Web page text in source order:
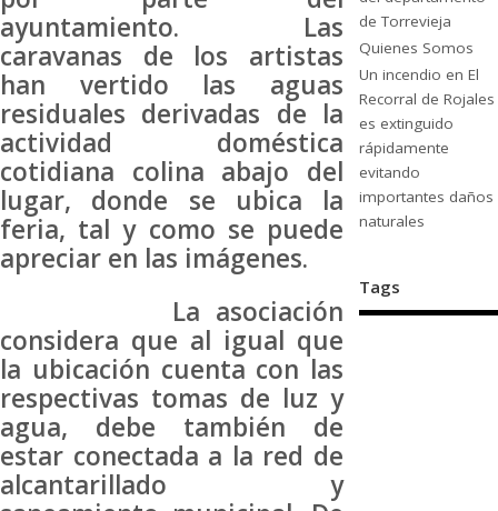
ayuntamiento. Las
caravanas de los artistas
han vertido las aguas
residuales derivadas de la
actividad doméstica
cotidiana colina abajo del
lugar, donde se ubica la
feria, tal y como se puede
apreciar en las imágenes.
La asociación
considera que al igual que
la ubicación cuenta con las
respectivas tomas de luz y
agua, debe también de
estar conectada a la red de
alcantarillado y
de Torrevieja
Quienes Somos
Un incendio en El
Recorral de Rojales
es extinguido
rápidamente
evitando
importantes daños
naturales
Tags